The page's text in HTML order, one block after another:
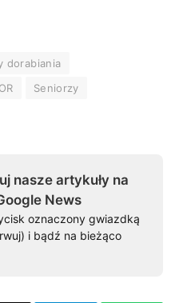
dorabiania
Seniorzy
nasze artykuły na
News
oznaczony gwiazdką
i bądź na bieżąco